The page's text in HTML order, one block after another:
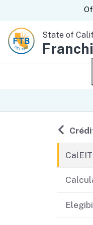
CA.gov
State of